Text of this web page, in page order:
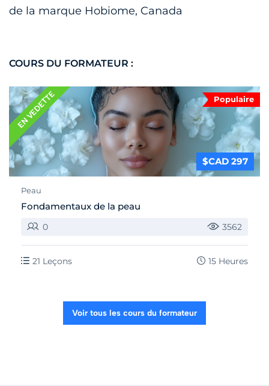
de la marque Hobiome, Canada
COURS DU FORMATEUR :
EN VEDETTE Populaire
$CAD 297
Peau
Fondamentaux de la peau
0 3562
21 Leçons 15 Heures
Voir tous les cours du formateur